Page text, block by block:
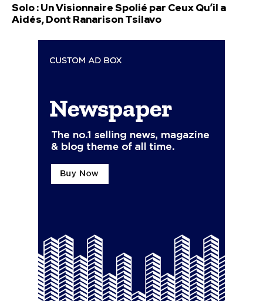
Solo : Un Visionnaire Spolié par Ceux Qu’il a
Aidés, Dont Ranarison Tsilavo